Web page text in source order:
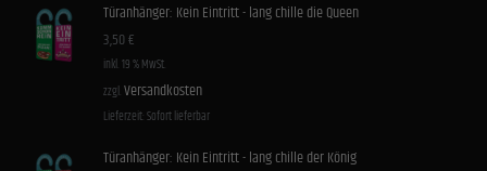
Türanhänger: Kein Eintritt - lang chille die Queen
3,50€
inkl. 19 % MwSt.
zzgl. Versandkosten
Lieferzeit: Sofort lieferbar
Türanhänger: Kein Eintritt - lang chille der König